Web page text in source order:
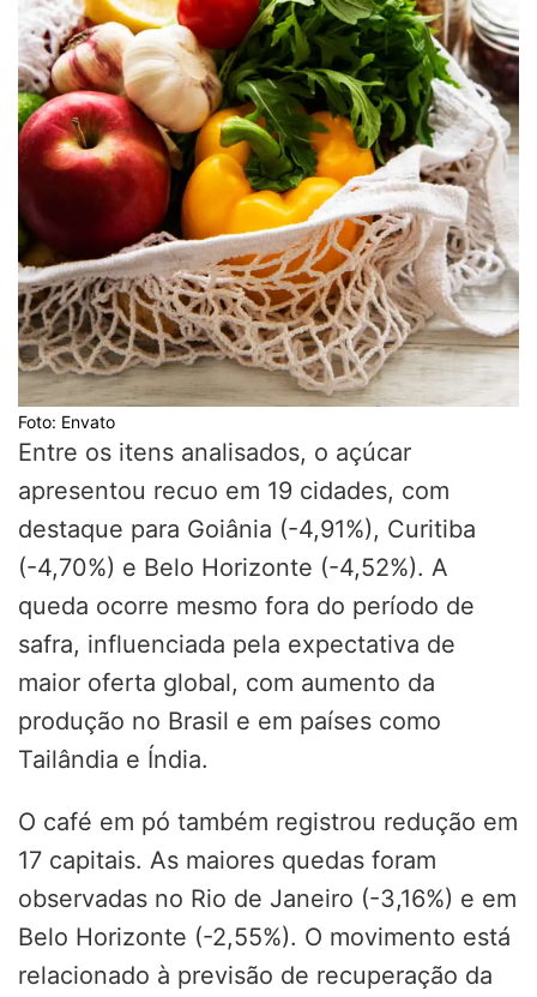
Foto: Envato
Entre os itens analisados, o açúcar
apresentou recuo em 19 cidades, com
destaque para Goiânia (-4,91%), Curitiba
(-4,70%) e Belo Horizonte (-4,52%). A
queda ocorre mesmo fora do período de
safra, influenciada pela expectativa de
maior oferta global, com aumento da
produção no Brasil e em países como
Tailândia e Índia.
O café em pó também registrou redução em
17 capitais. As maiores quedas foram
observadas no Rio de Janeiro (-3,16%) e em
Belo Horizonte (-2,55%). O movimento está
relacionado à previsão de recuperação da